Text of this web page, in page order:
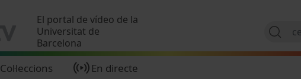
El portal de vídeo de la
Universitat de
Barcelona
Col·leccions En directe